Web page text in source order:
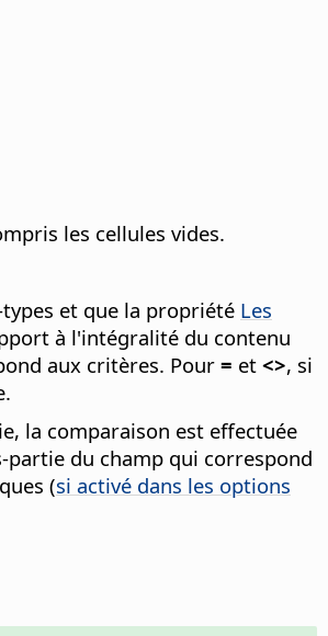
les cellules vides.
et que la propriété Les
à l'intégralité du contenu
aux critères. Pour = et <>, si
la comparaison est effectuée
du champ qui correspond
(si activé dans les options